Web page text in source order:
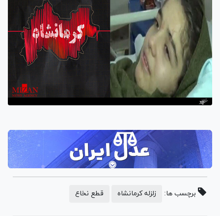
برچسب ها: زلزله کرمانشاه قطع نخاع